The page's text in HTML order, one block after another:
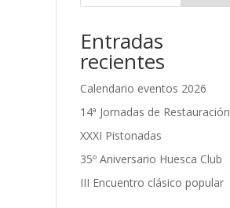
Entradas
recientes
Calendario eventos 2026
14ª Jornadas de Restauración
XXXI Pistonadas
35º Aniversario Huesca Club
III Encuentro clásico popular